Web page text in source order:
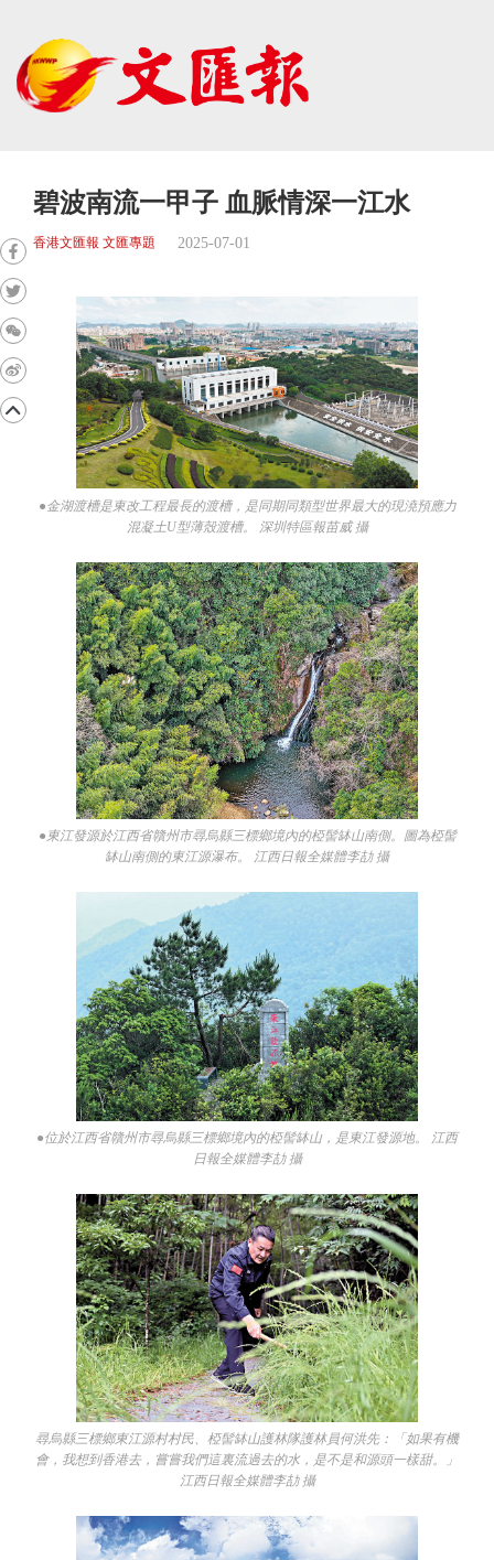
碧波南流一甲子 血脈情深一江水
香港文匯報 文匯專題 2025-07-01
●金湖渡槽是東改工程最長的渡槽，是同期同類型世界最大的現澆預應力
混凝土U型薄殼渡槽。 深圳特區報苗威 攝
●東江發源於江西省贛州市尋烏縣三標鄉境內的椏髻缽山南側。圖為椏髻
缽山南側的東江源瀑布。 江西日報全媒體李劼 攝
●位於江西省贛州市尋烏縣三標鄉境內的椏髻缽山，是東江發源地。 江西
日報全媒體李劼 攝
尋烏縣三標鄉東江源村村民、椏髻缽山護林隊護林員何洪先：「如果有機
會，我想到香港去，嘗嘗我們這裏流過去的水，是不是和源頭一樣甜。」
江西日報全媒體李劼 攝